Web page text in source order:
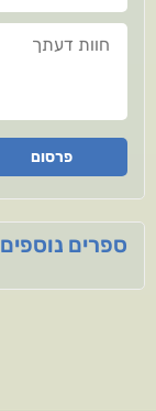
חוות דעתך
פרסום
ספרים נוספים